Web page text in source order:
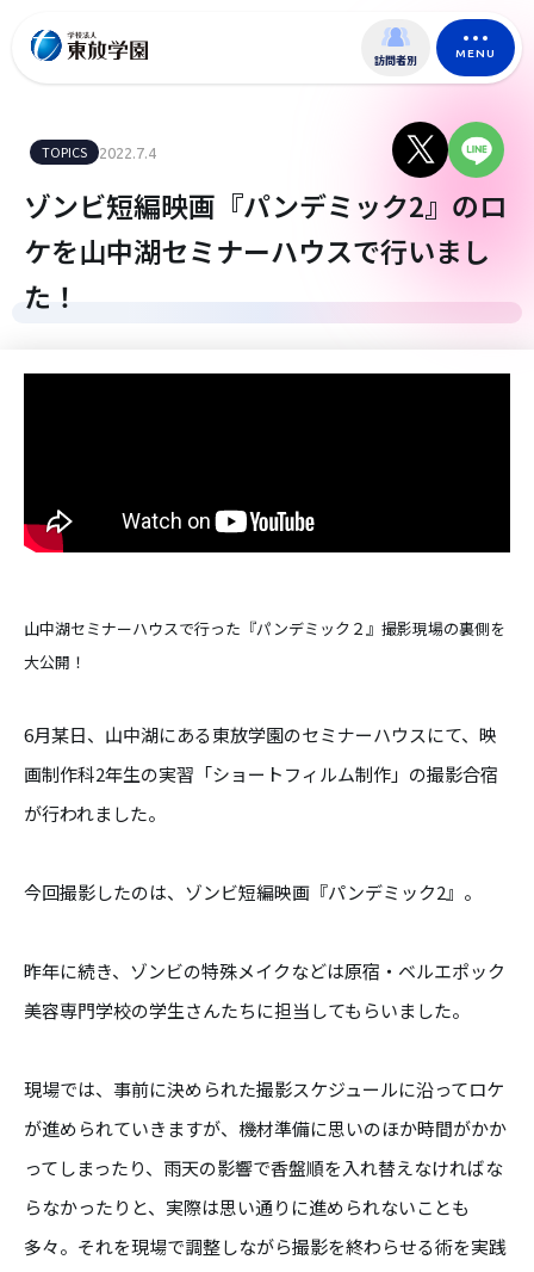
訪問者別 MENU
TOPICS 2022.7.4
ゾンビ短編映画『パンデミック2』のロ
ケを山中湖セミナーハウスで行いまし
た！
山中湖セミナーハウスで行った『パンデミック２』撮影現場の裏側を
大公開！
6月某日、山中湖にある東放学園のセミナーハウスにて、映
画制作科2年生の実習「ショートフィルム制作」の撮影合宿
が行われました。
今回撮影したのは、ゾンビ短編映画『パンデミック2』。
昨年に続き、ゾンビの特殊メイクなどは原宿・ベルエポック
美容専門学校の学生さんたちに担当してもらいました。
現場では、事前に決められた撮影スケジュールに沿ってロケ
が進められていきますが、機材準備に思いのほか時間がかか
ってしまったり、雨天の影響で香盤順を入れ替えなければな
らなかったりと、実際は思い通りに進められないことも
多々。それを現場で調整しながら撮影を終わらせる術を実践